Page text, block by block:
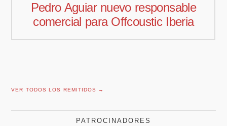
Pedro Aguiar nuevo responsable
comercial para Offcoustic Iberia
VER TODOS LOS REMITIDOS →
PATROCINADORES